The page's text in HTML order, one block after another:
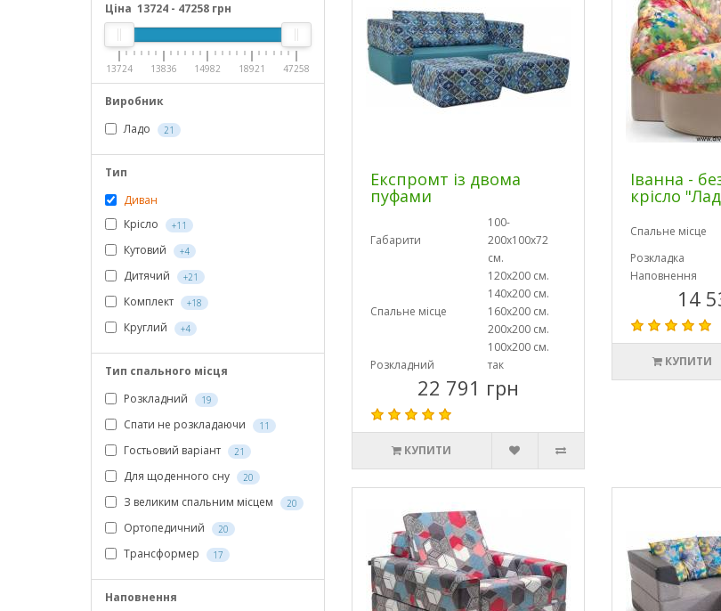
Ціна 13724 - 47258 грн
13724 13836 14982 18921 47258
Виробник
Ладо
21
Тип
Диван
Крісло
+11
Кутовий +4
Дитячий +21
Комплект +18
Круглий +4
Тип спального місця
Розкладний
19
Спати не розкладаючи 11
Гостьовий варіант 21
Для щоденного сну 20
З великим спальним місцем 20
Ортопедичний 20
Трансформер 17
Наповнення
Експромт із двома
пуфами
Габарити
100-
200х100х72
см.
Спальне місце
120х200 см.
140х200 см.
160х200 см.
200х200 см.
100х200 см.
Розкладний
так
22 791 грн
КУПИТИ
Іванна -
крісло
Спальне місце
Розкладка
Наповнення
14
КУПИТИ